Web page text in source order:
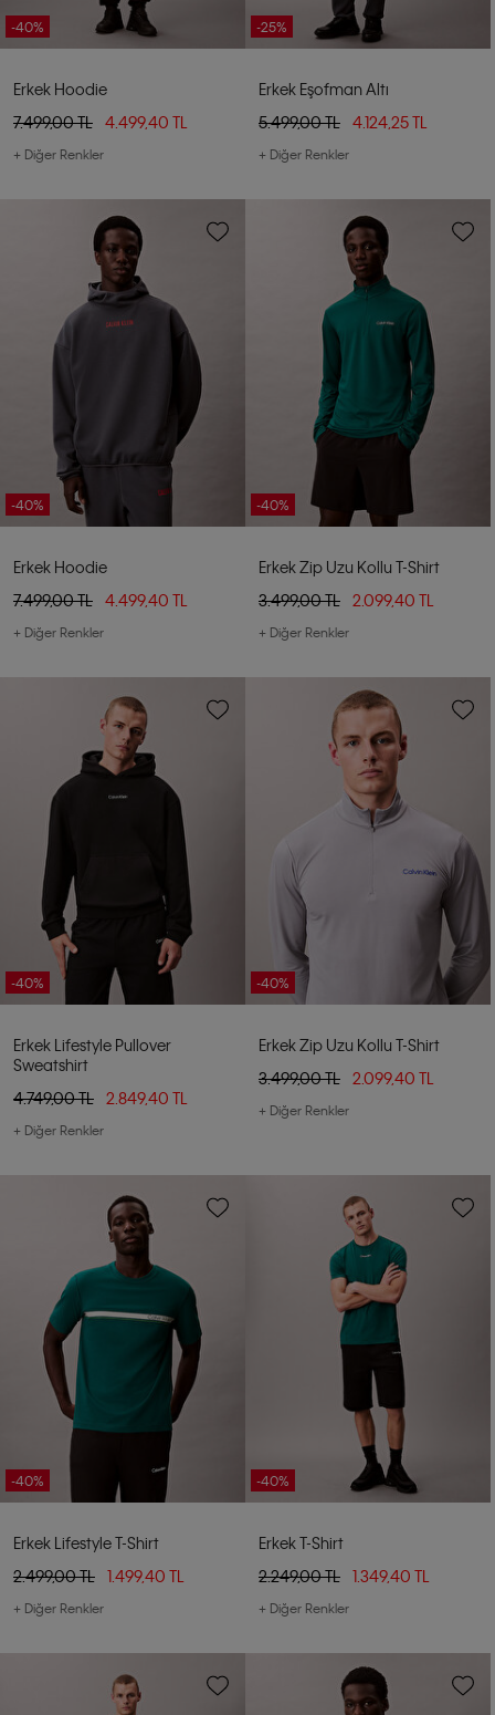
-40%
Erkek Hoodie
7.499,00 TL
4.499,40 TL
+ Diğer Renkler
-25%
Erkek Eşofman Altı
5.499,00 TL
4.124,25 TL
+ Diğer Renkler
-40%
Erkek Hoodie
7.499,00 TL
4.499,40 TL
+ Diğer Renkler
-40%
Erkek Zip Uzu Kollu T-Shirt
3.499,00 TL
2.099,40 TL
+ Diğer Renkler
-40%
Erkek Lifestyle Pullover
Sweatshirt
4.749,00 TL
2.849,40 TL
+ Diğer Renkler
-40%
Erkek Zip Uzu Kollu T-Shirt
3.499,00 TL
2.099,40 TL
+ Diğer Renkler
-40%
Erkek Lifestyle T-Shirt
2.499,00 TL
1.499,40 TL
+ Diğer Renkler
-40%
Erkek T-Shirt
2.249,00 TL
1.349,40 TL
+ Diğer Renkler